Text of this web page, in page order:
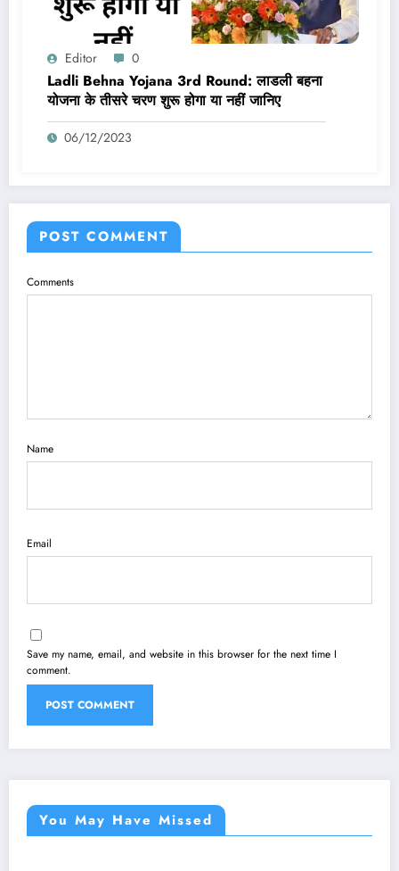
Editor 0
Ladli Behna Yojana 3rd Round: लाडली बहना
योजना के तीसरे चरण शुरू होगा या नहीं जानिए
06/12/2023
POST COMMENT
Comments
Name
Email
Save my name, email, and website in this browser for the next time I
comment.
You May Have Missed